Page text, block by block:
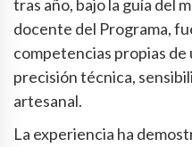
tras año, bajo la guía del
docente del Programa,
competencias propias
precisión técnica,
artesanal.
La experiencia ha